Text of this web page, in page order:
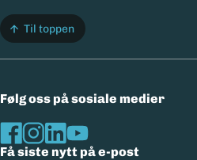
Til toppen
Følg oss på sosiale medier
Få siste nytt på e-post